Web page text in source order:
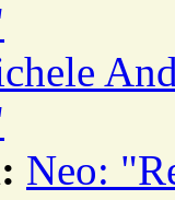
Neo: